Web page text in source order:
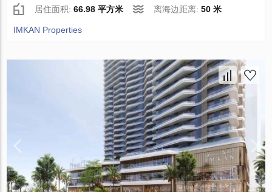
居住面积:66.98 平方米 离海边距离:50 米
IMKAN Properties